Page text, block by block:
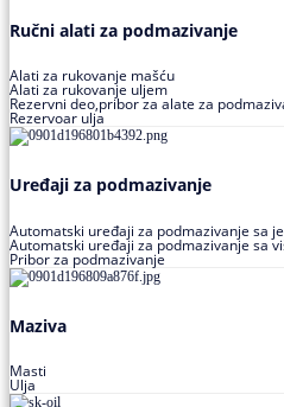
Ručni alati za podmazivanje
Alati za rukovanje mašću
Alati za rukovanje uljem
Rezervni deo,pribor za alate za
Rezervoar ulja
Uređaji za podmazivanje
Automatski uređaji za podmazivanje sa
Automatski uređaji za podmazivanje sa
Pribor za podmazivanje
Maziva
Masti
Ulja